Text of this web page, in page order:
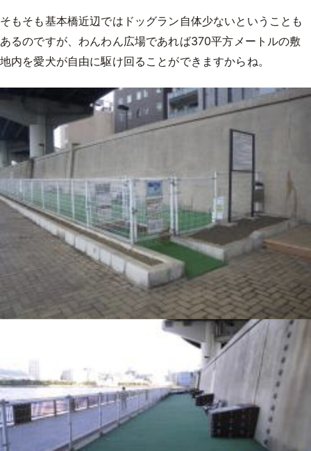
そもそも基本橋近辺ではドッグラン自体少ないということも
あるのですが、わんわん広場であれば370平方メートルの敷
地内を愛犬が自由に駆け回ることができますからね。